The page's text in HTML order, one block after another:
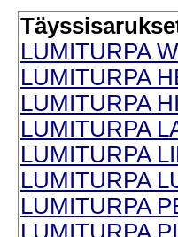
LUMITURPA
LUMITURPA
LUMITURPA
LUMITURPA
LUMITURPA
LUMITURPA
LUMITURPA
LUMITURPA